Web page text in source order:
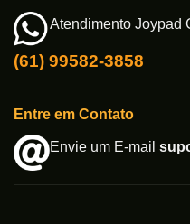
Atendimento Joypad
(61) 99582-3858
Entre em Contato
Envie um E-mail